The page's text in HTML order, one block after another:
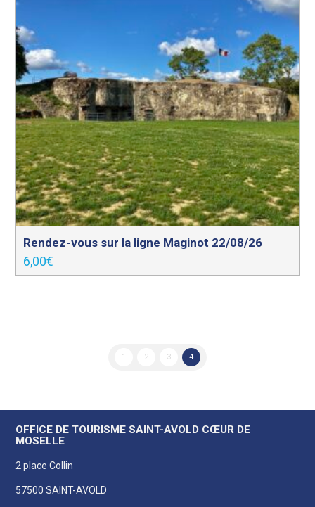
Rendez-vous sur la ligne Maginot 22/08/26
6,00€
1 2 3 4
OFFICE DE TOURISME SAINT-AVOLD CŒUR DE
MOSELLE
2 place Collin
57500 SAINT-AVOLD